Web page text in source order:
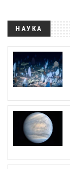
НАУКА